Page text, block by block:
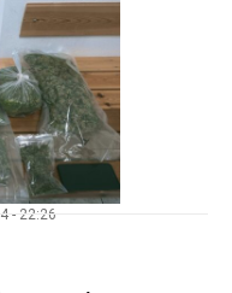
- 22:26